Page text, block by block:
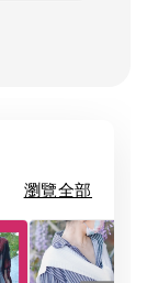
瀏覽全部